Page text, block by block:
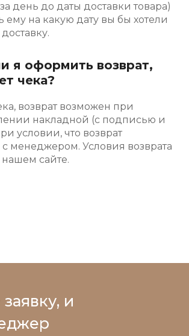
день до даты доставки товара)
ему на какую дату вы бы хотели
я оформить возврат,
чека?
возврат возможен при
накладной (с подписью и
условии, что возврат
с менеджером. Условия возврата
сайте.
и